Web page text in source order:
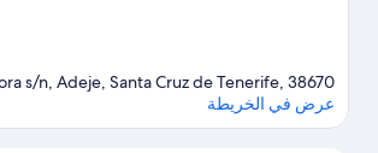
s/n, Adeje, Santa Cruz de Tenerife, 38670
عرض في الخريطة